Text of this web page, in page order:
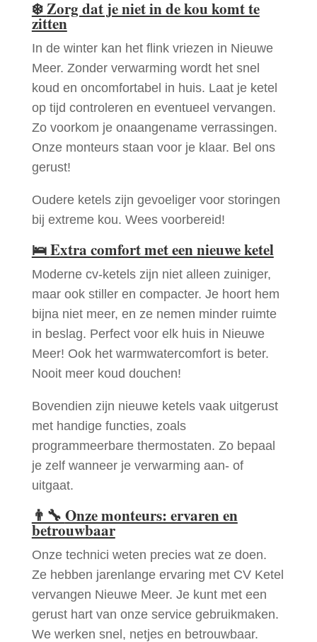
❄️Zorg dat je niet in de kou komt te
zitten
In de winter kan het flink vriezen in Nieuwe
Meer. Zonder verwarming wordt het snel
koud en oncomfortabel in huis. Laat je ketel
op tijd controleren en eventueel vervangen.
Zo voorkom je onaangename verrassingen.
Onze monteurs staan voor je klaar. Bel ons
gerust!
Oudere ketels zijn gevoeliger voor storingen
bij extreme kou. Wees voorbereid!
🛌Extra comfort met een nieuwe ketel
Moderne cv-ketels zijn niet alleen zuiniger,
maar ook stiller en compacter. Je hoort hem
bijna niet meer, en ze nemen minder ruimte
in beslag. Perfect voor elk huis in Nieuwe
Meer! Ook het warmwatercomfort is beter.
Nooit meer koud douchen!
Bovendien zijn nieuwe ketels vaak uitgerust
met handige functies, zoals
programmeerbare thermostaten. Zo bepaal
je zelf wanneer je verwarming aan- of
uitgaat.
👨‍🔧 Onze monteurs: ervaren en
betrouwbaar
Onze technici weten precies wat ze doen.
Ze hebben jarenlange ervaring met CV Ketel
vervangen Nieuwe Meer. Je kunt met een
gerust hart van onze service gebruikmaken.
We werken snel, netjes en betrouwbaar.